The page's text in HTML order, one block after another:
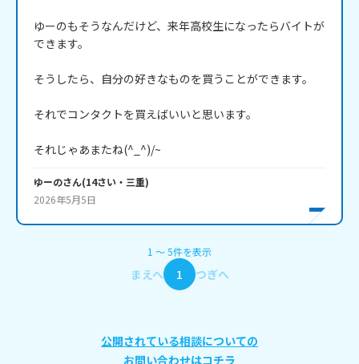
ゆーのもそうなんだけど、来年高校生になったらバイトが
できます。
そうしたら、自分の好きなものを買うことができます。
それでコンタクトを買えばいいと思います。
それじゃあまたね(^_^)/~
ゆーのさん(14さい・ 三重)
2026年5月5日
1 〜5件を表示
まえへ 1 つぎへ
公開されている相談についての
お問い合わせはコチラ